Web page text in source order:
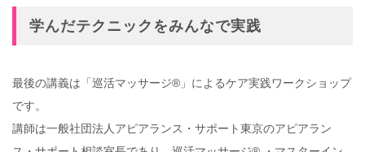
学んだテクニックをみんなで実践
最後の講義は「巡活マッサージ®」によるケア実践ワークショップ
です。
講師は一般社団法人アピアランス・サポート東京のアピアラン